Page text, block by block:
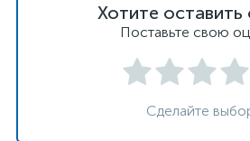
Хотите оставить
Поставьте свою
Сделайте